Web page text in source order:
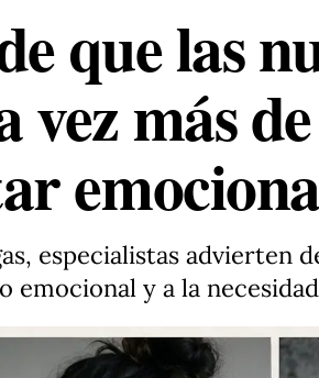
que las
vez más
especialistas advierten
emocional y a la